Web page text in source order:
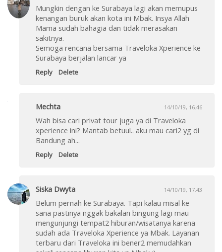
Mungkin dengan ke Surabaya lagi akan memupus
kenangan buruk akan kota ini Mbak. Insya Allah
Mama sudah bahagia dan tidak merasakan
sakitnya.
Semoga rencana bersama Traveloka Xperience ke
Surabaya berjalan lancar ya
Reply Delete
Mechta 14/10/19, 16.46
Wah bisa cari privat tour juga ya di Traveloka
xperience ini? Mantab betuul.. aku mau cari2 yg di
Bandung ah...
Reply Delete
Siska Dwyta 14/10/19, 17.43
Belum pernah ke Surabaya. Tapi kalau misal ke
sana pastinya nggak bakalan bingung lagi mau
mengunjungi tempat2 hiburan/wisatanya karena
sudah ada Traveloka Xperience ya Mbak. Layanan
terbaru dari Traveloka ini bener2 memudahkan